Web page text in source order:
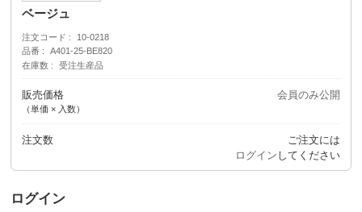
ベージュ
注文コード
10-0218
品番
A401-25-BE820
在庫数
受注生産品
販売価格
（単価 × 入数）
会員のみ公開
注文数
ご注文には
ログイン してください
ログイン